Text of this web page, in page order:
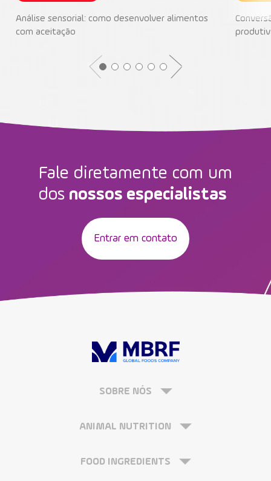
Análise sensorial: como desenvolver alimentos
com aceitação
Fale diretamente com um
dos nossos especialistas
Entrar em contato
SOBRE NÓS
ANIMAL NUTRITION
FOOD INGREDIENTS